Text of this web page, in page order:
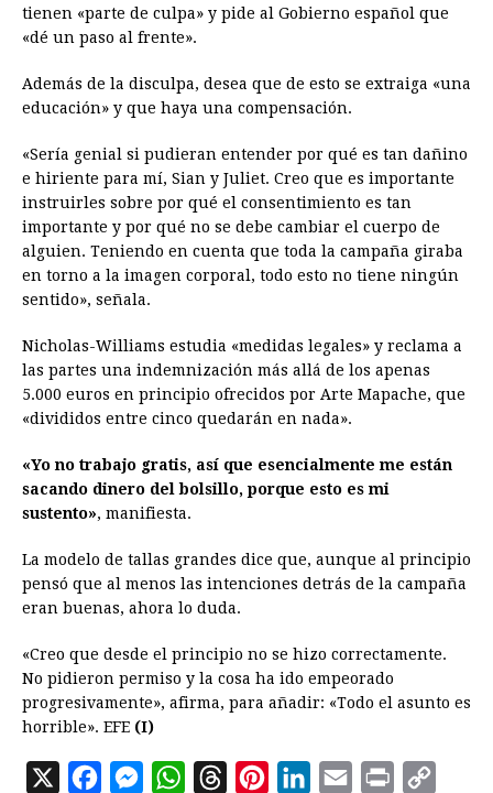
tienen «parte de culpa» y pide al Gobierno español que
«dé un paso al frente».
Además de la disculpa, desea que de esto se extraiga «una
educación» y que haya una compensación.
«Sería genial si pudieran entender por qué es tan dañino
e hiriente para mí, Sian y Juliet. Creo que es importante
instruirles sobre por qué el consentimiento es tan
importante y por qué no se debe cambiar el cuerpo de
alguien. Teniendo en cuenta que toda la campaña giraba
en torno a la imagen corporal, todo esto no tiene ningún
sentido», señala.
Nicholas-Williams estudia «medidas legales» y reclama a
las partes una indemnización más allá de los apenas
5.000 euros en principio ofrecidos por Arte Mapache, que
«divididos entre cinco quedarán en nada».
«Yo no trabajo gratis, así que esencialmente me están
sacando dinero del bolsillo, porque esto es mi
sustento», manifiesta.
La modelo de tallas grandes dice que, aunque al principio
pensó que al menos las intenciones detrás de la campaña
eran buenas, ahora lo duda.
«Creo que desde el principio no se hizo correctamente.
No pidieron permiso y la cosa ha ido empeorado
progresivamente», afirma, para añadir: «Todo el asunto es
horrible». EFE (I)
X M W